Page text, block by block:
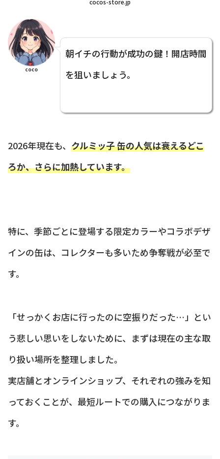
coco
朝イチの行動が成功の鍵！開店時間
を狙いましょう。
2026年現在も、 クルミッ子 缶の人気は衰えるどこ
ろか、さらに加熱しています。
特に、季節ごとに登場する限定カラーやコラボデザ
インの缶は、コレクターも多いため争奪戦が必至で
す。
「せっかくお店に行ったのに空振りだった…」とい
う悲しい思いをしないために、まずは現在の主な取
り扱い場所を整理しました。
実店舗とオンラインショップ、それぞれの強みを知
っておくことが、最短ルートでの購入につながりま
す。